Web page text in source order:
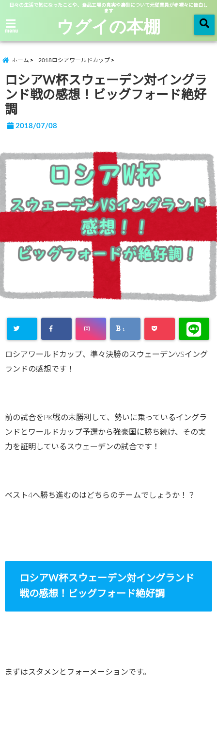
日々の生活で気になったことや、食品工場の真実や裏側について元従業員が赤裸々に告白し
ます
menu ウグイの本棚
ホーム 2018ロシアワールドカップ
ロシアW杯スウェーデン対イングラ
ンド戦の感想！ビッグフォード絶好
調
2018/07/08
1
ロシアワールドカップ、準々決勝のスウェーデンVSイング
ランドの感想です！
前の試合をPK戦の末勝利して、勢いに乗っているイングラ
ンドとワールドカップ予選から強豪国に勝ち続け、その実
力を証明しているスウェーデンの試合です！
ベスト4へ勝ち進むのはどちらのチームでしょうか！？
ロシアW杯スウェーデン対イングランド
戦の感想！ビッグフォード絶好調
まずはスタメンとフォーメーションです。